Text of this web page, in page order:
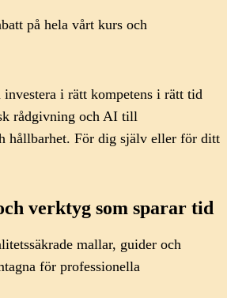
på hela vårt kurs och
i rätt kompetens i rätt tid
rådgivning och AI till
hållbarhet. För dig själv eller för ditt
verktyg som sparar tid
mallar, guider och
för professionella